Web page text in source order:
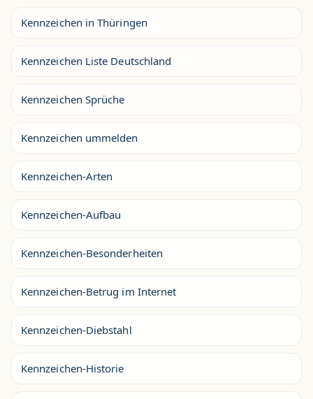
Kennzeichen in Thüringen
Kennzeichen Liste Deutschland
Kennzeichen Sprüche
Kennzeichen ummelden
Kennzeichen-Arten
Kennzeichen-Aufbau
Kennzeichen-Besonderheiten
Kennzeichen-Betrug im Internet
Kennzeichen-Diebstahl
Kennzeichen-Historie